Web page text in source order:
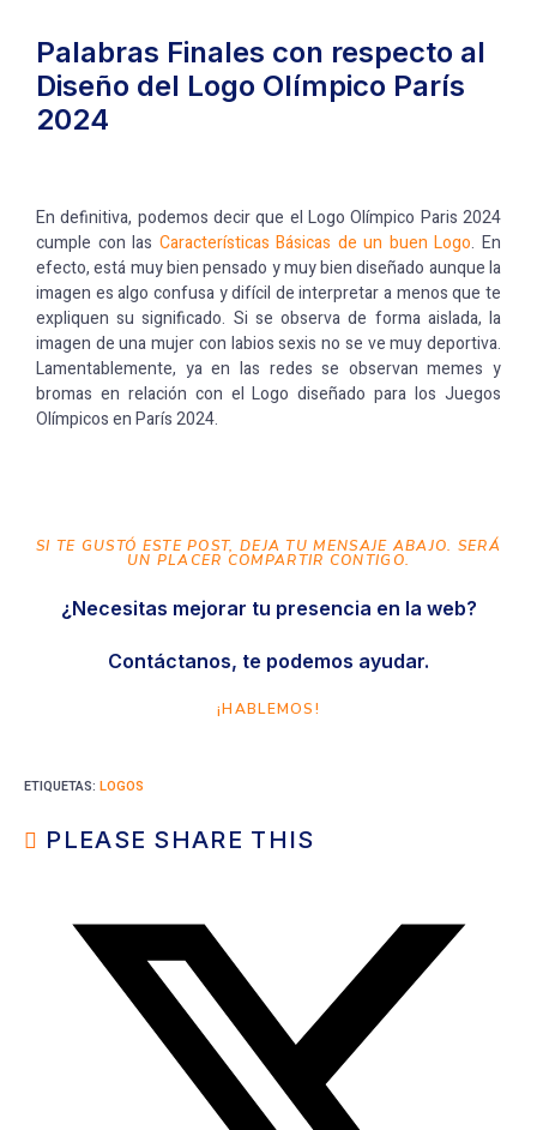
Palabras Finales con respecto al
Diseño del Logo Olímpico París
2024
En definitiva, podemos decir que el Logo Olímpico Paris 2024
cumple con las Características Básicas de un buen Logo. En
efecto, está muy bien pensado y muy bien diseñado aunque la
imagen es algo confusa y difícil de interpretar a menos que te
expliquen su significado. Si se observa de forma aislada, la
imagen de una mujer con labios sexis no se ve muy deportiva.
Lamentablemente, ya en las redes se observan memes y
bromas en relación con el Logo diseñado para los Juegos
Olímpicos en París 2024.
SI TE GUSTÓ ESTE POST, DEJA TU MENSAJE ABAJO. SERÁ
UN PLACER COMPARTIR CONTIGO.
¿Necesitas mejorar tu presencia en la web?
Contáctanos, te podemos ayudar.
¡HABLEMOS!
ETIQUETAS: LOGOS
PLEASE SHARE THIS